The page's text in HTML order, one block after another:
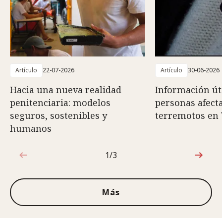
Artículo 22-07-2026
Hacia una nueva realidad
penitenciaria: modelos
seguros, sostenibles y
humanos
Artículo 30-06-2026
Información
personas
terremotos en
1de3
1/3
Más